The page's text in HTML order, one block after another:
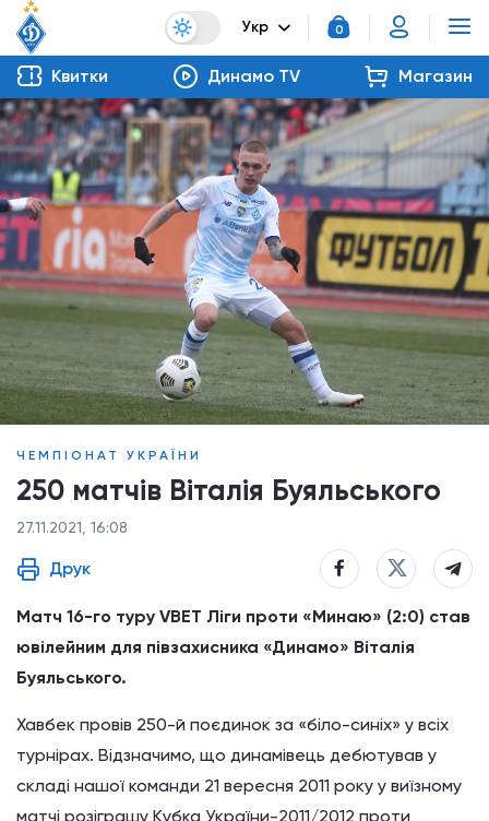
Укр 0
Квитки Динамо TV Магазин
ЧЕМПІОНАТ УКРАЇНИ
250 матчів Віталія Буяльського
27.11.2021, 16:08
Друк
Матч 16-го туру VBET Ліги проти «Минаю» (2:0) став
ювілейним для півзахисника «Динамо» Віталія
Буяльського.
Хавбек провів 250-й поєдинок за «біло-синіх» у всіх
турнірах. Відзначимо, що динамівець дебютував у
складі нашої команди 21 вересня 2011 року у виїзному
матчі розіграшу Кубка України-2011/2012 проти